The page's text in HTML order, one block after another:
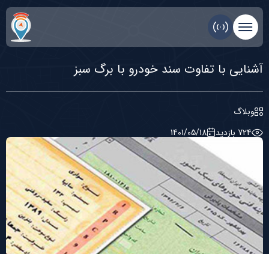
آشنایی با تفاوت سند خودرو با برگ سبز
وبلاگ
724 بازديد
1401/05/18